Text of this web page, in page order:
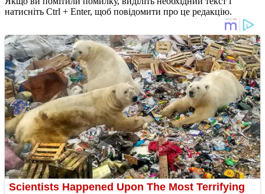
натисніть Ctrl + Enter, щоб повідомити про це редакцію.